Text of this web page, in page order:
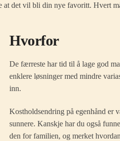
at det vil bli din nye favoritt. Hvert
Hvorfor
De færreste har tid til å lage god
enklere løsninger med mindre
inn.
Kostholdsendring på egenhånd er
sunnere. Kanskje har du også
den for familien, og merket